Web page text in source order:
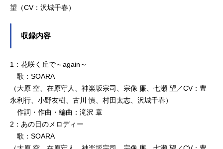
望（CV：沢城千春）
収録内容
1：花咲く丘で～again～
歌：SOARA
（大原 空、在原守人、神楽坂宗司、宗像 廉、七瀬 望／CV：豊
永利行、小野友樹、古川 慎、村田太志、沢城千春）
作詞・作曲・編曲：滝沢 章
2：あの日のメロディー
歌：SOARA